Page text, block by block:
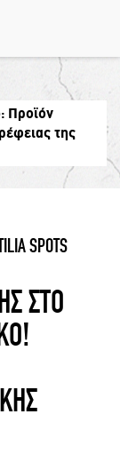
Προϊόν
της
SPOTS
ΣΤΟ